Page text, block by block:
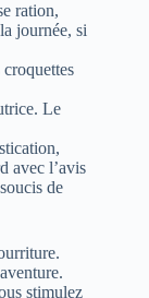
ration,
journée, si
croquettes
Le
avec l’avis
de
stimulez